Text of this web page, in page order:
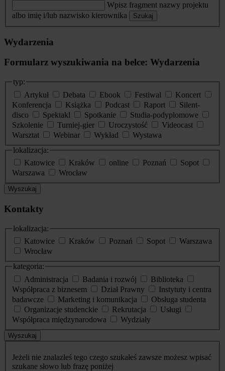
Wpisz fragment nazwy projektu
albo imię i/lub nazwisko kierownika
Szukaj
Wydarzenia
Formularz wyszukiwania na belce: Wydarzenia
typ:
Artykuł
Debata Ebook Festiwal
Koncert
Konferencja
Książka Podcast Raport
Silent-
disco
Spektakl Spotkanie
Studia-podyplomowe
Szkolenie
Turniej-gier Uroczystość
Videocast
Warsztat
Webinar Wykład
Wystawa
lokalizacja:
Katowice
Kraków online Poznań
Sopot
Warszawa
Wrocław
Wyszukaj
Kontakty
lokalizacja:
Katowice
Kraków Poznań Sopot
Warszawa
Wrocław
kategoria:
Administracja
Badania i rozwój
Biblioteka
Współpraca z biznesem
Dział Prawny
Instytuty i centra
badawcze
Marketing i komunikacja
Obsługa studenta
Organizacje studenckie
Rekrutacja
Usługi
Współpraca międzynarodowa
Wydziały
Wyszukaj
Jeżeli nie znalazłeś tego czego szukałeś zawsze możesz wpisać
szukane słowo lub frazę poniżej